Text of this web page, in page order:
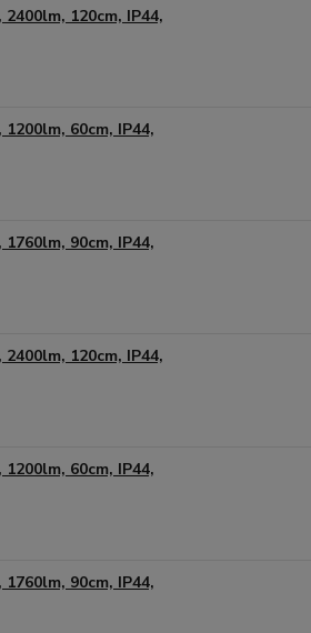
120cm, IP44,
60cm, IP44,
90cm, IP44,
120cm, IP44,
60cm, IP44,
90cm, IP44,